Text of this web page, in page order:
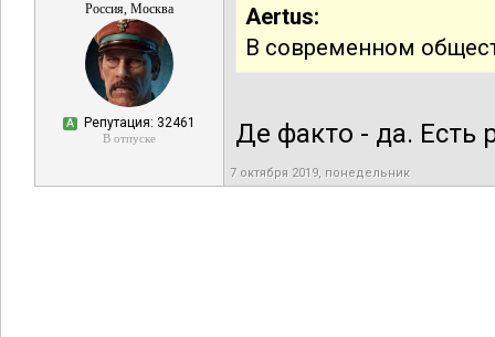
Россия, Москва
А Репутация: 32461
В отпуске
Aertus:
В современном
Де факто - да. Есть
7 октября 2019, понедельник